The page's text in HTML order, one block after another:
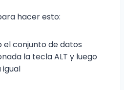
hacer esto:
el conjunto de datos
la tecla ALT y luego
igual